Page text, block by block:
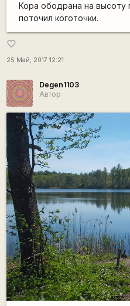
Кора ободрана на высоту
поточил коготочки.
favorite_border
25 Май, 2017 12:21
Degen1103
Автор